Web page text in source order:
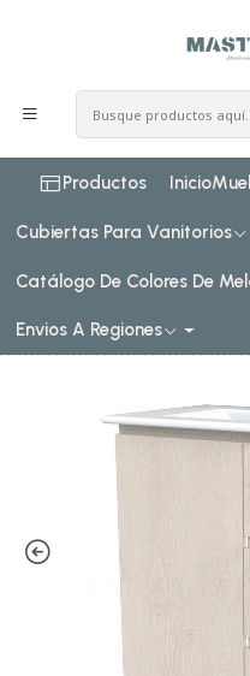
Productos Inicio
Cubiertas Para Vanitorios
Catálogo De Colores De
Envios A Regiones
Muebles vanitorios al
Mueble vanitorio al piso
601 /